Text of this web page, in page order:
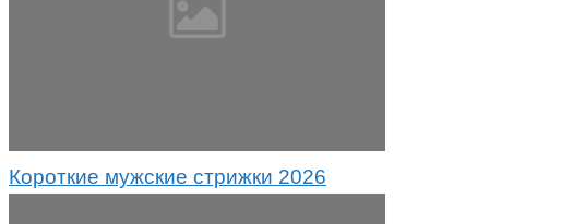
Короткие мужские стрижки 2026